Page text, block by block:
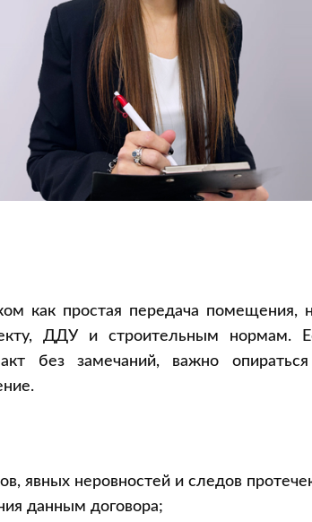
как простая передача помещения,
ДДУ и строительным нормам.
без замечаний, важно
явных неровностей и следов
данным договора;